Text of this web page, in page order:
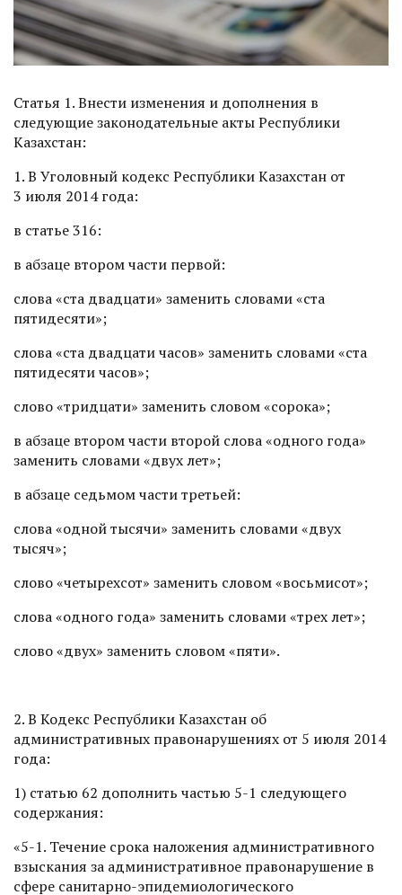
Статья 1. Внести изменения и дополнения в
следующие законодательные акты Республики
Казахстан:
1. В Уголовный кодекс Республики Казахстан от
3 июля 2014 года:
в статье 316:
в абзаце втором части первой:
слова «ста двадцати» заменить словами «ста
пятидесяти»;
слова «ста двадцати часов» заменить словами «ста
пятидесяти часов»;
слово «тридцати» заменить словом «сорока»;
в абзаце втором части второй слова «одного года»
заменить словами «двух лет»;
в абзаце седьмом части третьей:
слова «одной тысячи» заменить словами «двух
тысяч»;
слово «четырехсот» заменить словом «восьмисот»;
слова «одного года» заменить словами «трех лет»;
слово «двух» заменить словом «пяти».
2. В Кодекс Республики Казахстан об
административных правонарушениях от 5 июля 2014
года:
1) статью 62 дополнить частью 5-1 следующего
содержания:
«5-1. Течение срока наложения административного
взыскания за административное правонарушение в
сфере санитарно-эпидемиологического